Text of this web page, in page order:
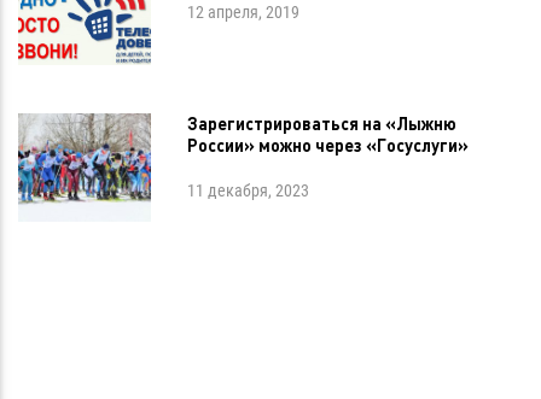
12 апреля, 2019
Зарегистрироваться на «Лыжню
России» можно через «Госуслуги»
11 декабря, 2023